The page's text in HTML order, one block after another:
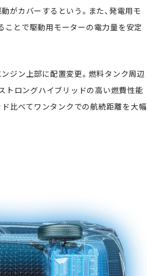
がカバーするという。また、発電用モ
とで駆動用モーターの電力量を安定
ジン上部に配置変更。燃料タンク周辺
トロングハイブリッドの高い燃費性能
ド比べてワンタンクでの航続距離を大幅